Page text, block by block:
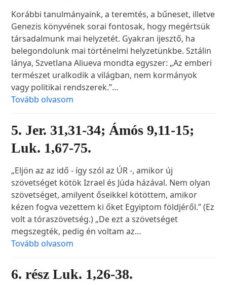
Korábbi tanulmányaink, a teremtés, a bűneset, illetve
Genezis könyvének sorai fontosak, hogy megértsük
társadalmunk mai helyzetét. Gyakran ijesztő, ha
belegondolunk mai történelmi helyzetünkbe. Sztálin
lánya, Szvetlana Aliueva mondta egyszer: „Az emberi
természet uralkodik a világban, nem kormányok
vagy politikai rendszerek.”…
Tovább olvasom
5. Jer. 31,31-34; Ámós 9,11-15;
Luk. 1,67-75.
„Eljön az az idő - így szól az ÚR -, amikor új
szövetséget kötök Izrael és Júda házával. Nem olyan
szövetséget, amilyent őseikkel kötöttem, amikor
kézen fogva vezettem ki őket Egyiptom földjéről.” (Ez
volt a tóraszövetség.) „De ezt a szövetséget
megszegték, pedig én voltam az…
Tovább olvasom
6. rész Luk. 1,26-38.